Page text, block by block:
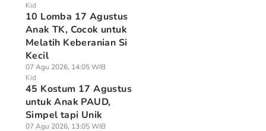
Kid
10 Lomba 17 Agustus
Anak TK, Cocok untuk
Melatih Keberanian Si
Kecil
07 Agu 2026, 14:05 WIB
Kid
45 Kostum 17 Agustus
untuk Anak PAUD,
Simpel tapi Unik
07 Agu 2026, 13:05 WIB